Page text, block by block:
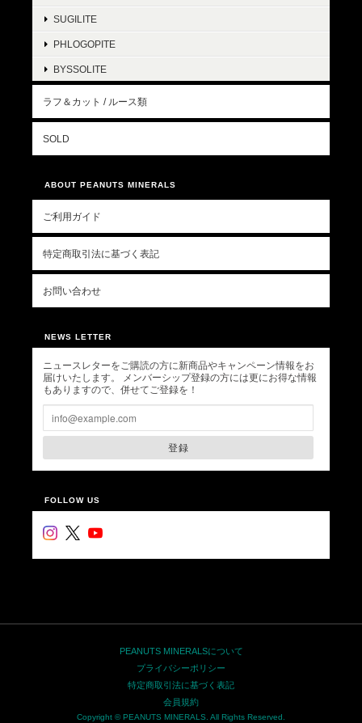
SUGILITE
PHLOGOPITE
BYSSOLITE
ラフ＆カット / ルース類
SOLD
ABOUT PEANUTS MINERALS
ご利用ガイド
特定商取引法に基づく表記
お問い合わせ
NEWS LETTER
ニュースレターをご購読の方に新商品やキャンペーン情報をお
届けいたします。 メンバーシップ登録の方には更にお得な情報
もありますので、併せてご登録を！
登録
FOLLOW US
PEANUTS MINERALSについて
プライバシーポリシー
特定商取引法に基づく表記
会員規約
Copyright © PEANUTS MINERALS. All Rights Reserved.